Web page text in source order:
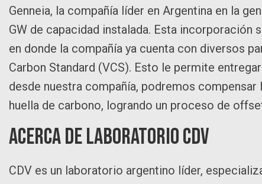
Genneia, la compañía líder en Argentina en la
GW de capacidad instalada. Esta
en donde la compañía ya cuenta con diversos
Carbon Standard (VCS). Esto le permite
desde nuestra compañía, podremos
huella de carbono, logrando un proceso de
Acerca de Laboratorio CDV
CDV es un laboratorio argentino líder,